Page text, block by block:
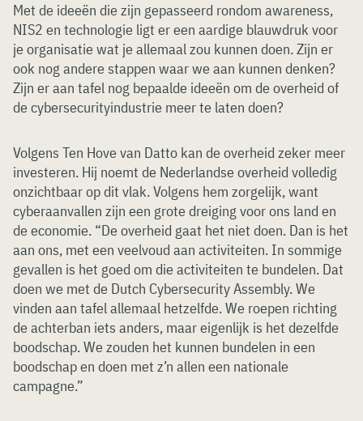
Met de ideeën die zijn gepasseerd rondom awareness,
NIS2 en technologie ligt er een aardige blauwdruk voor
je organisatie wat je allemaal zou kunnen doen. Zijn er
ook nog andere stappen waar we aan kunnen denken?
Zijn er aan tafel nog bepaalde ideeën om de overheid of
de cybersecurityindustrie meer te laten doen?
Volgens Ten Hove van Datto kan de overheid zeker meer
investeren. Hij noemt de Nederlandse overheid volledig
onzichtbaar op dit vlak. Volgens hem zorgelijk, want
cyberaanvallen zijn een grote dreiging voor ons land en
de economie. “De overheid gaat het niet doen. Dan is het
aan ons, met een veelvoud aan activiteiten. In sommige
gevallen is het goed om die activiteiten te bundelen. Dat
doen we met de Dutch Cybersecurity Assembly. We
vinden aan tafel allemaal hetzelfde. We roepen richting
de achterban iets anders, maar eigenlijk is het dezelfde
boodschap. We zouden het kunnen bundelen in een
boodschap en doen met z’n allen een nationale
campagne.”